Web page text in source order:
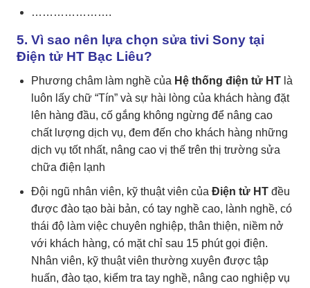
………………….
5. Vì sao nên lựa chọn sửa tivi Sony tại
Điện tử HT Bạc Liêu?
Phương châm làm nghề của Hệ thống điện tử HT là
luôn lấy chữ “Tín” và sự hài lòng của khách hàng đặt
lên hàng đầu, cố gắng không ngừng để nâng cao
chất lượng dịch vụ, đem đến cho khách hàng những
dịch vụ tốt nhất, nâng cao vị thế trên thị trường sửa
chữa điện lạnh
Đội ngũ nhân viên, kỹ thuật viên của Điện tử HT đều
được đào tạo bài bản, có tay nghề cao, lành nghề, có
thái độ làm việc chuyên nghiệp, thân thiện, niềm nở
với khách hàng, có mặt chỉ sau 15 phút gọi điện.
Nhân viên, kỹ thuật viên thường xuyên được tập
huấn, đào tạo, kiểm tra tay nghề, nâng cao nghiệp vụ